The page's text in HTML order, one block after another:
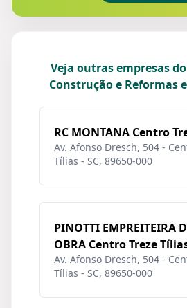
Veja outras empresas
Construção e Reformas
RC MONTANA Centro
Av. Afonso Dresch, 504 -
Tílias - SC, 89650-000
PINOTTI EMPREITEIRA
OBRA Centro Treze
Av. Afonso Dresch, 504 -
Tílias - SC, 89650-000